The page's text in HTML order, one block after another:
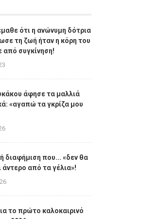
ότι η ανώνυμη δότρια
τη ζωή ήταν η κόρη του
από συγκίνηση!
άφησε τα μαλλιά
«αγαπώ τα γκρίζα μου
διαφήμιση που... «δεν θα
από τα γέλια»!
το πρώτο καλοκαιρινό